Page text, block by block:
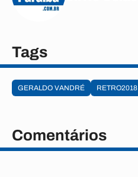
Tags
GERALDO VANDRÉ RETRO2018
Comentários